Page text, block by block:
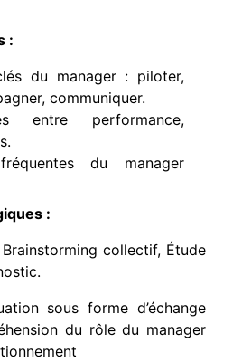
:
du manager : piloter,
communiquer.
entre performance,
du manager
:
collectif, Étude
sous forme d’échange
du rôle du manager